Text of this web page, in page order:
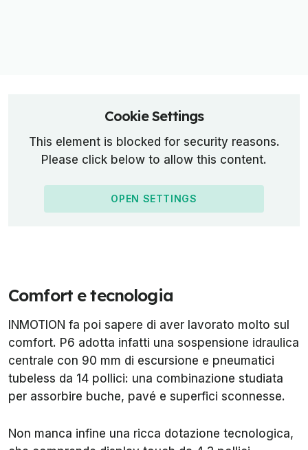
Cookie Settings
This element is blocked for security reasons.
Please click below to allow this content.
OPEN SETTINGS
Comfort e tecnologia
INMOTION fa poi sapere di aver lavorato molto sul
comfort. P6 adotta infatti una sospensione idraulica
centrale con 90 mm di escursione e pneumatici
tubeless da 14 pollici: una combinazione studiata
per assorbire buche, pavé e superfici sconnesse.
Non manca infine una ricca dotazione tecnologica,